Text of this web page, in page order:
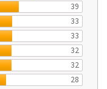
39
33
33
32
32
28